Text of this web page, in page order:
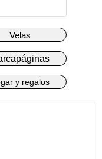
y regalos
Velas